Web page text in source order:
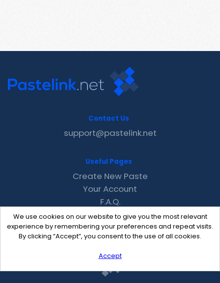
We use cookies on our website to give you the most relevant
experience by remembering your preferences and repeat visits.
By clicking “Accept”, you consent to the use of all cookies.
Accept
Contact Us
support@pastelink.net
Useful Pages
Create New Paste
Your Account
F.A.Q.
Recent
Contact